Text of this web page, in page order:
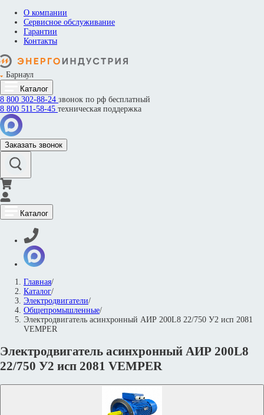
О компании
Сервисное обслуживание
Гарантии
Контакты
Барнаул
Каталог
8 800 302-88-24 звонок по рф бесплатный
8 800 511-58-45 техническая поддержка
Заказать звонок
Каталог
Главная/
Каталог/
Электродвигатели/
Общепромышленные/
Электродвигатель асинхронный АИР 200L8 22/750 У2 исп 2081
VEMPER
Электродвигатель асинхронный АИР 200L8
22/750 У2 исп 2081 VEMPER